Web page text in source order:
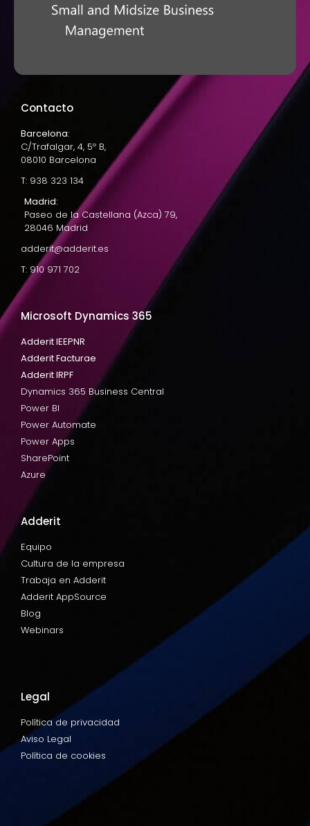
Contacto
Barcelona:
C/Trafalgar, 4, 5º B,
08010 Barcelona
T: 938 323 134
Madrid:
Paseo de la Castellana (Azca) 79,
28046 Madrid
adderit@adderit.es
T: 910 971 702
Microsoft Dynamics 365
Adderit IEEPNR
Adderit Facturae
Adderit IRPF
Dynamics 365 Business Central
Power BI
Power Automate
Power Apps
SharePoint
Azure
Adderit
Equipo
Cultura de la empresa
Trabaja en Adderit
Adderit AppSource
Blog
Webinars
Legal
Política de privacidad
Aviso Legal
Política de cookies